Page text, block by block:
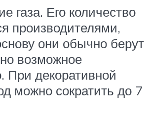
газа. Его количество
производителями,
они обычно берут
возможное
При декоративной
можно сократить до 7